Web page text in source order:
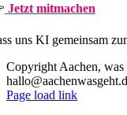
Jetzt mitmachen
uns KI gemeinsam
Copyright Aachen,
Instagram
LinkedIn
Tiktok
YouTube
Page load link